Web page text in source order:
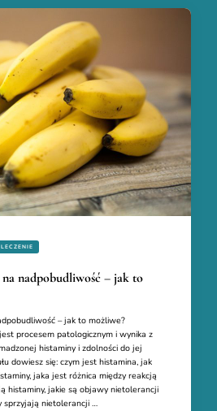
LECZENIE
nadpobudliwość – jak to
– jak to możliwe?
procesem patologicznym i wynika z
histaminy i zdolności do jej
dowiesz się: czym jest histamina, jak
jaka jest różnica między reakcją
histaminy, jakie są objawy nietolerancji
sprzyjają nietolerancji …